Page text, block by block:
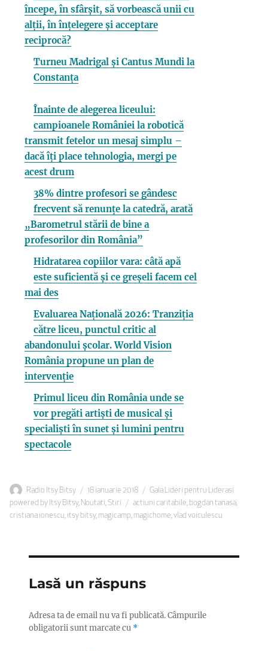
începe, în sfârșit, să vorbească unii cu
alții, în înțelegere și acceptare
reciprocă?
Turneu Madrigal și Cantus Mundi la
Constanța
Înainte de alegerea liceului:
campioanele României la robotică
transmit fetelor un mesaj simplu –
dacă îți place tehnologia, mergi pe
acest drum
38% dintre profesori se gândesc
frecvent să renunțe la catedră, arată
„Barometrul stării de bine a
profesorilor din România”
Hidratarea copiilor vara: câtă apă
este suficientă și ce greșeli facem cel
mai des
Evaluarea Națională 2026: Tranziția
către liceu, punctul critic al
abandonului școlar. World Vision
România propune un plan de
intervenție
Primul liceu din România unde se
vor pregăti artiști de musical și
specialiști în sunet și lumini pentru
spectacole
Autor
Radio Itsy Bitsy
Publicat
pe
18 ianuarie 2018 Categorii
Gala Lideri pentru Liderasi
powered by Itsy Bitsy, Noutati,Stiri Etichete
actiuni caritabile, bogdan tanasa,
cristiana ionescu, itsy bitsy, magicamp, magichome,vlad voiculescu
Lasă un răspuns
Adresa ta de email nu va fi publicată.Câmpurile
obligatorii sunt marcate cu *